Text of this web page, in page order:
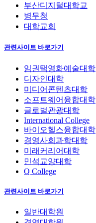
부산디지털대학교
병무청
대학교회
관련사이트 바로가기
임권택영화예술대학
디자인대학
미디어콘텐츠대학
소프트웨어융합대학
글로벌관광대학
International College
바이오헬스융합대학
경영사회과학대학
미래커리어대학
민석교양대학
Q College
관련사이트 바로가기
일반대학원